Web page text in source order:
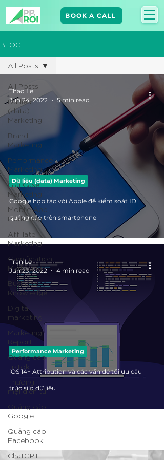
BOOK A CALL
BLOG
All Posts
Dữ liệu
(data)
Marketing
Brand
Marketing​
Performance
Marketing
Giải Case
Marketing
Mobile App
Marketing
Affiliate
Marketing
Gamification
Marketing
Business
Knowledge
Digital
marketing
Marketing
Report
Quảng cáo
Tiktok
Thương
mại điện tử
Quảng cáo
Google
Quảng cáo
Facebook
ChatGPT
All Posts
Google hợp tác với Apple để kiểm soát ID
quảng cáo trên smartphone
Dữ liệu (data) Marketing
Thao Le
Jun 24, 2022
5 min read
iOS 14+ Attribution và các vấn đề tối ưu cấu
trúc silo dữ liệu
Performance Marketing
Tran Le
Jun 23, 2022
4 min read